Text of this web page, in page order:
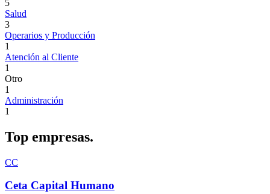
5
Salud
3
Operarios y Producción
1
Atención al Cliente
1
Otro
1
Administración
1
Top empresas.
CC
Ceta Capital Humano